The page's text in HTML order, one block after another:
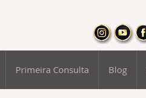
Primeira Consulta Blog